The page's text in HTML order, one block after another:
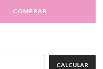
CALCULAR